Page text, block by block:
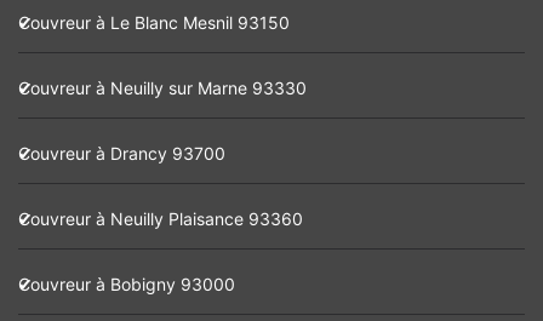
Couvreur à Le Blanc Mesnil 93150
Couvreur à Neuilly sur Marne 93330
Couvreur à Drancy 93700
Couvreur à Neuilly Plaisance 93360
Couvreur à Bobigny 93000